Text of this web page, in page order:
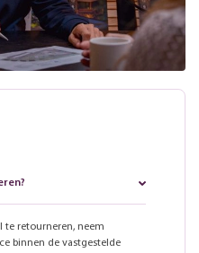
te retourneren, neem
binnen de vastgestelde